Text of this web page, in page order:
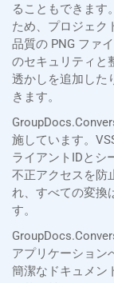
ることもできます
ため、プロジェク
品質の PNG ファ
のセキュリティと
透かしを追加した
きます。
施しています。
ライアントIDとシ
不正アクセスを防
れ、すべての変換
す。
アプリケーション
簡潔なドキュメン